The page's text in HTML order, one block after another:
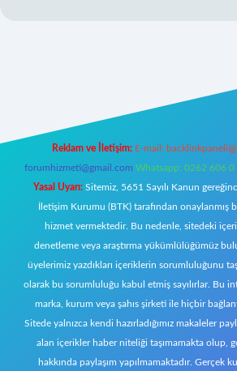
Reklam ve İletişim: E-mail:
forumhizmeti@gmail.com Whatsapp: 0262 606 0
Yasal Uyarı: Sitemiz, 5651 Sayılı Kanun
İletişim Kurumu (BTK) tarafından onaylanmış
hizmet vermektedir. Bu nedenle, sitedeki
denetleme veya araştırma yükümlülüğümüz
üyelerimiz yazdıkları içeriklerin sorumluluğunu
olarak bu sorumluluğu kabul etmiş sayılırlar. Bu
marka, kurum veya şahıs şirketi ile hiçbir
Sitede yalnızca kendi hazırladığımız makaleler
alan içerikler haber niteliği taşımamakta olup,
hakkında paylaşım yapılmamaktadır. Gerçek